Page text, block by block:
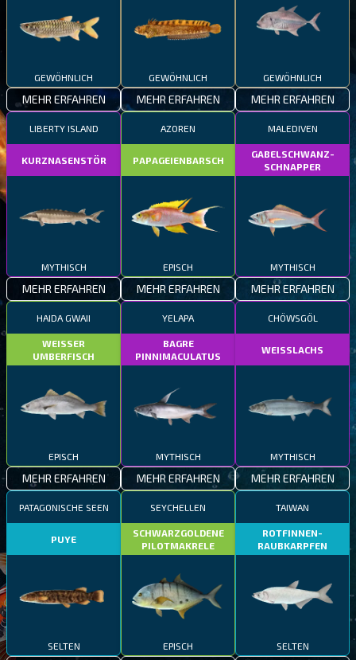
GEWÖHNLICH
MEHR ERFAHREN
GEWÖHNLICH
MEHR ERFAHREN
GEWÖHNLICH
MEHR ERFAHREN
LIBERTY ISLAND
KURZNASENSTÖR
MYTHISCH
MEHR ERFAHREN
AZOREN
PAPAGEIENBARSCH
EPISCH
MEHR ERFAHREN
MALEDIVEN
GABELSCHWANZ-
SCHNAPPER
MYTHISCH
MEHR ERFAHREN
HAIDA GWAII
WEISSER
UMBERFISCH
EPISCH
MEHR ERFAHREN
YELAPA
BAGRE
PINNIMACULATUS
MYTHISCH
MEHR ERFAHREN
CHÖWSGÖL
WEISSLACHS
MYTHISCH
MEHR ERFAHREN
PATAGONISCHE SEEN
PUYE
SELTEN
SEYCHELLEN
SCHWARZGOLDENE
PILOTMAKRELE
EPISCH
TAIWAN
ROTFINNEN-
RAUBKARPFEN
SELTEN